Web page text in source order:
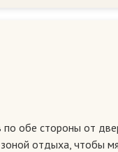
обе стороны от
отдыха, чтобы